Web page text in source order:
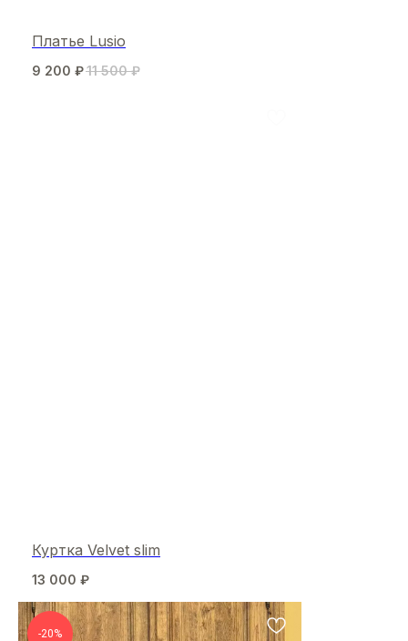
Платье Lusio
9 200 ₽11 500 ₽
Куртка Velvet slim
13 000 ₽
-20%